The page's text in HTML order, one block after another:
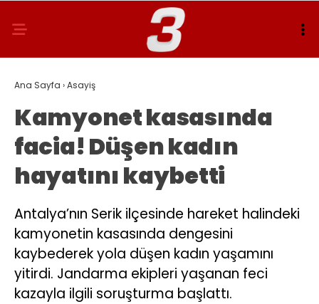
Ana Sayfa ›Asayiş
Kamyonet kasasında
facia! Düşen kadın
hayatını kaybetti
Antalya’nın Serik ilçesinde hareket halindeki
kamyonetin kasasında dengesini
kaybederek yola düşen kadın yaşamını
yitirdi. Jandarma ekipleri yaşanan feci
kazayla ilgili soruşturma başlattı.